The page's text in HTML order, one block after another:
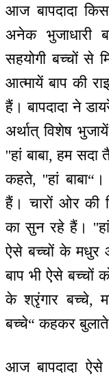
आज बापदादा
अनेक भुजाधारी
सहयोगी बच्चों से
आत्मायें बाप की
हैं। बापदादा ने
अर्थात् विशेष
''हां बाबा, हम
कहते, ''हां
हैं। चारों ओर की
का सुन रहे हैं। ''हां
ऐसे बच्चों के मधुर
बाप भी ऐसे बच्चों
के श्रृंगार बच्चे,
बच्चे“ कहकर
आज बापदादा